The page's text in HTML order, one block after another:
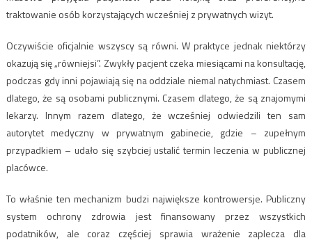
traktowanie osób korzystających wcześniej z prywatnych wizyt.
Oczywiście oficjalnie wszyscy są równi. W praktyce jednak niektórzy
okazują się „równiejsi”. Zwykły pacjent czeka miesiącami na konsultację,
podczas gdy inni pojawiają się na oddziale niemal natychmiast. Czasem
dlatego, że są osobami publicznymi. Czasem dlatego, że są znajomymi
lekarzy. Innym razem dlatego, że wcześniej odwiedzili ten sam
autorytet medyczny w prywatnym gabinecie, gdzie – zupełnym
przypadkiem – udało się szybciej ustalić termin leczenia w publicznej
placówce.
To właśnie ten mechanizm budzi największe kontrowersje. Publiczny
system ochrony zdrowia jest finansowany przez wszystkich
podatników, ale coraz częściej sprawia wrażenie zaplecza dla